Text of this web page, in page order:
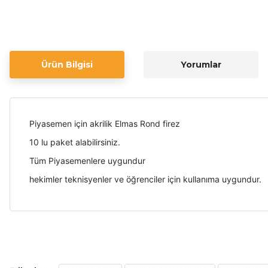
Ürün Bilgisi Yorumlar
Piyasemen için akrilik Elmas Rond firez
10 lu paket alabilirsiniz.
Tüm Piyasemenlere uygundur
hekimler teknisyenler ve öğrenciler için kullanıma uygundur.